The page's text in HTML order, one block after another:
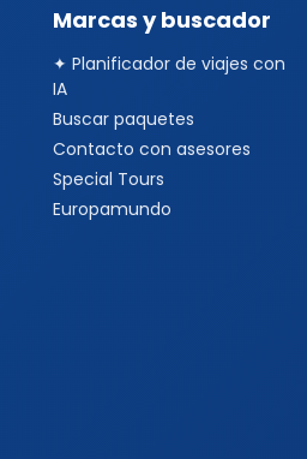
Marcas y buscador
✦ Planificador de viajes con
IA
Buscar paquetes
Contacto con asesores
Special Tours
Europamundo